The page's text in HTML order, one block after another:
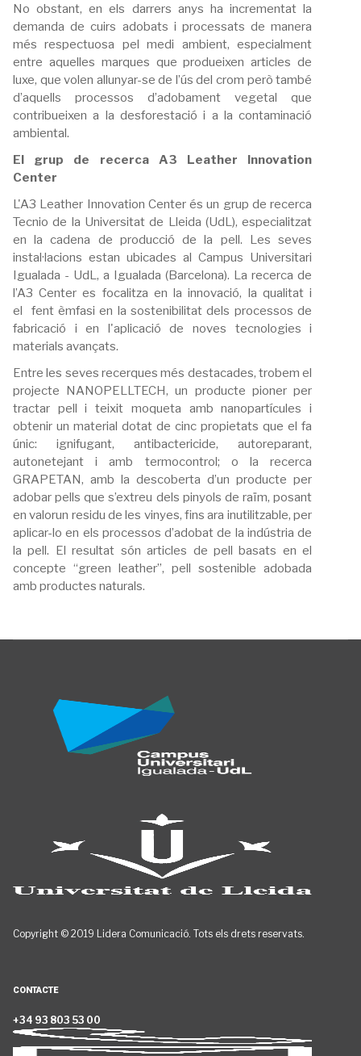
No obstant, en els darrers anys ha incrementat la
demanda de cuirs adobats i processats de manera
més respectuosa pel medi ambient, especialment
entre aquelles marques que produeixen articles de
luxe, que volen allunyar-se de l’ús del crom però també
d’aquells processos d’adobament vegetal que
contribueixen a la desforestació i a la contaminació
ambiental.
El grup de recerca A3 Leather Innovation
Center
L'A3 Leather Innovation Center és un grup de recerca
Tecnio de la Universitat de Lleida (UdL), especialitzat
en la cadena de producció de la pell. Les seves
instal·lacions estan ubicades al Campus Universitari
Igualada - UdL, a Igualada (Barcelona). La recerca de
l’A3 Center es focalitza en la innovació, la qualitat i
el fent èmfasi en la sostenibilitat dels processos de
fabricació i en l'aplicació de noves tecnologies i
materials avançats.
Entre les seves recerques més destacades, trobem el
projecte NANOPELLTECH, un producte pioner per
tractar pell i teixit moqueta amb nanopartícules i
obtenir un material dotat de cinc propietats que el fa
únic: ignifugant, antibactericide, autoreparant,
autonetejant i amb termocontrol; o la recerca
GRAPETAN, amb la descoberta d’un producte per
adobar pells que s’extreu dels pinyols de raïm, posant
en valorun residu de les vinyes, fins ara inutilitzable, per
aplicar-lo en els processos d’adobat de la indústria de
la pell. El resultat són articles de pell basats en el
concepte “green leather”, pell sostenible adobada
amb productes naturals.
Copyright © 2019 Lidera Comunicació. Tots els drets reservats.
CONTACTE
+34 93 803 53 00